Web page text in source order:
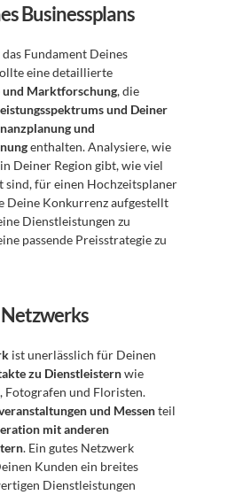
Businessplans
das Fundament Deines
und Marktforschung
und Deiner
und
enthalten. Analysiere, wie
Deiner Region gibt, wie viel
sind, für einen Hochzeitsplaner
Deine Konkurrenz aufgestellt
Dienstleistungen zu
passende Preisstrategie zu
ist unerlässlich für Deinen
zu Dienstleistern wie
Fotografen und Floristen.
und Messen teil
mit anderen
. Ein gutes Netzwerk
Kunden ein breites
Dienstleistungen